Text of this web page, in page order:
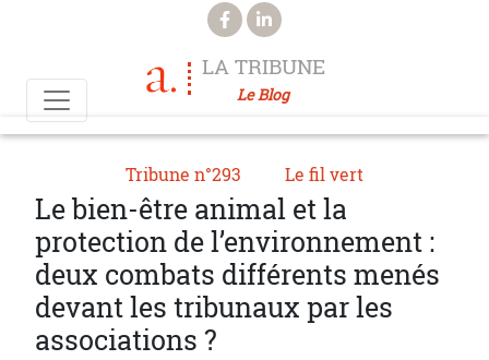
Aller au contenu principal
LA TRIBUNE
Le Blog
Tribune n°293 Le fil vert
Le bien-être animal et la
protection de l’environnement :
deux combats différents menés
devant les tribunaux par les
associations ?